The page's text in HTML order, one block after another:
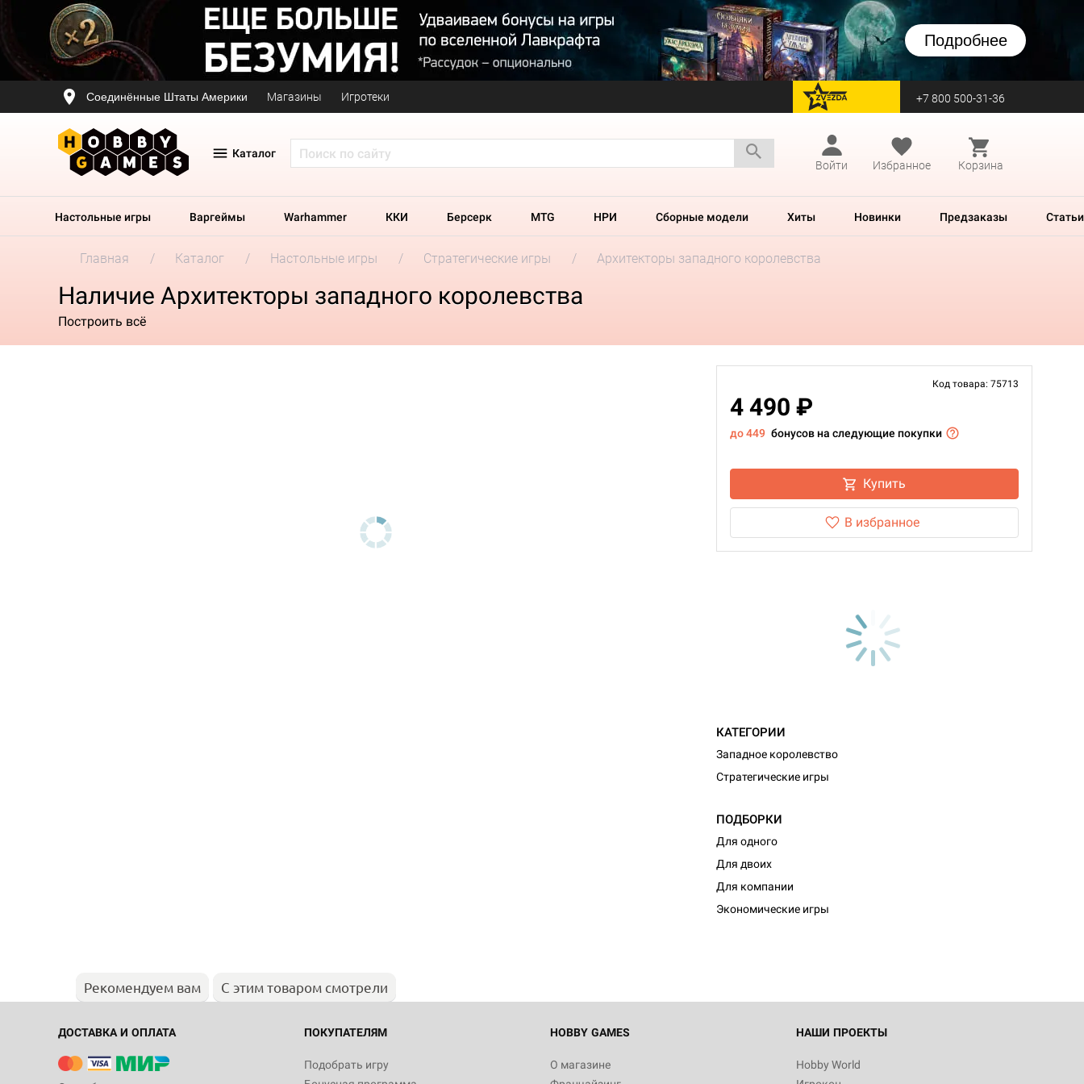
Подробнее
Соединённые Штаты Америки Магазины Игротеки перейти на Zvezda +7 800 500-31-36
Каталог
Войти
Избранное Корзина
Настольные игры Варгеймы Warhammer ККИ Берсерк MTG НРИ Сборные модели Хиты Новинки Предзаказы Статьи
Главная Каталог Настольные игры Стратегические игры Архитекторы западного королевства
Наличие Архитекторы западного королевства
Построить всё
Код товара: 75713
4 490 ₽
до 449 бонусов на следующие покупки
Купить
В избранное
КАТЕГОРИИ
Западное королевство
Стратегические игры
ПОДБОРКИ
Для одного
Для двоих
Для компании
Экономические игры
Рекомендуем вам С этим товаром смотрели
ДОСТАВКА И ОПЛАТА ПОКУПАТЕЛЯМ
Подобрать игру
HOBBY GAMES
О магазине
НАШИ ПРОЕКТЫ
Hobby World